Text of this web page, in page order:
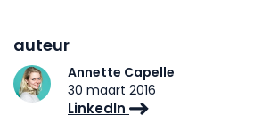
auteur
Annette Capelle
30 maart 2016
LinkedIn